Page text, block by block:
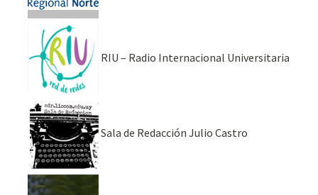
RIU – Radio Internacional Universitaria
Sala de Redacción Julio Castro